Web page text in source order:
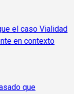
el caso Vialidad
en contexto
que